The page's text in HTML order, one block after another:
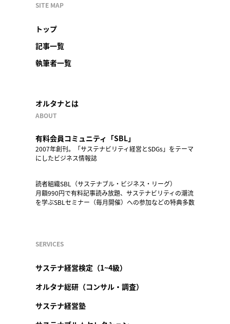
SITE MAP
トップ
記事一覧
執筆者一覧
オルタナとは
ABOUT
有料会員コミュニティ「SBL」
2007年創刊。「サステナビリティ経営とSDGs」をテーマ
にしたビジネス情報誌
読者組織SBL（サステナブル・ビジネス・リーグ）
月額990円で有料記事読み放題、サステナビリティの潮流
を学ぶSBLセミナー（毎月開催）への参加などの特典多数
SERVICES
サステナ経営検定（1~4級）
オルタナ総研（コンサル・調査）
サステナ経営塾